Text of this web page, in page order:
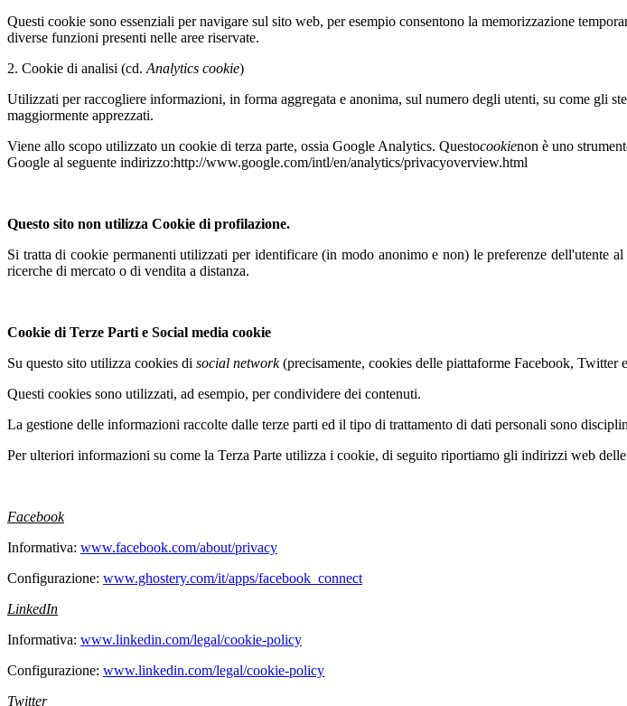
Questi cookie sono essenziali per navigare sul sito web, per esempio consentono la memorizzazione
diverse funzioni presenti nelle aree riservate.
2. Cookie di analisi (cd. Analytics cookie)
Utilizzati per raccogliere informazioni, in forma aggregata e anonima, sul numero degli utenti, su come gli
maggiormente apprezzati.
Viene allo scopo utilizzato un cookie di terza parte, ossia Google Analytics. Questocookienon è uno
Google al seguente indirizzo:http://www.google.com/intl/en/analytics/privacyoverview.html
Questo sito non utilizza Cookie di profilazione.
Si tratta di cookie permanenti utilizzati per identificare (in modo anonimo e non) le preferenze
ricerche di mercato o di vendita a distanza.
Cookie di Terze Parti e Social media cookie
Su questo sito utilizza cookies di social network(precisamente, cookies delle piattaforme Facebook, Twitter
Questi cookies sono utilizzati, ad esempio, per condividere dei contenuti.
La gestione delle informazioni raccolte dalle terze parti ed il tipo di trattamento di dati personali sono
Per ulteriori informazioni su come la Terza Parte utilizza i cookie, di seguito riportiamo gli indirizzi web
Facebook
Informativa: www.facebook.com/about/privacy
Configurazione: www.ghostery.com/it/apps/facebook_connect
LinkedIn
Informativa: www.linkedin.com/legal/cookie-policy
Configurazione: www.linkedin.com/legal/cookie-policy
Twitter